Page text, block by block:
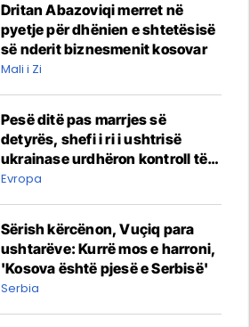
Dritan Abazoviqi merret në
pyetje për dhënien e shtetësisë
së nderit biznesmenit kosovar
Mali i Zi
Pesë ditë pas marrjes së
detyrës, shefi i ri i ushtrisë
ukrainase urdhëron kontroll të
madh
Evropa
Sërish kërcënon, Vuçiq para
ushtarëve: Kurrë mos e harroni,
'Kosova është pjesë e Serbisë'
Serbia